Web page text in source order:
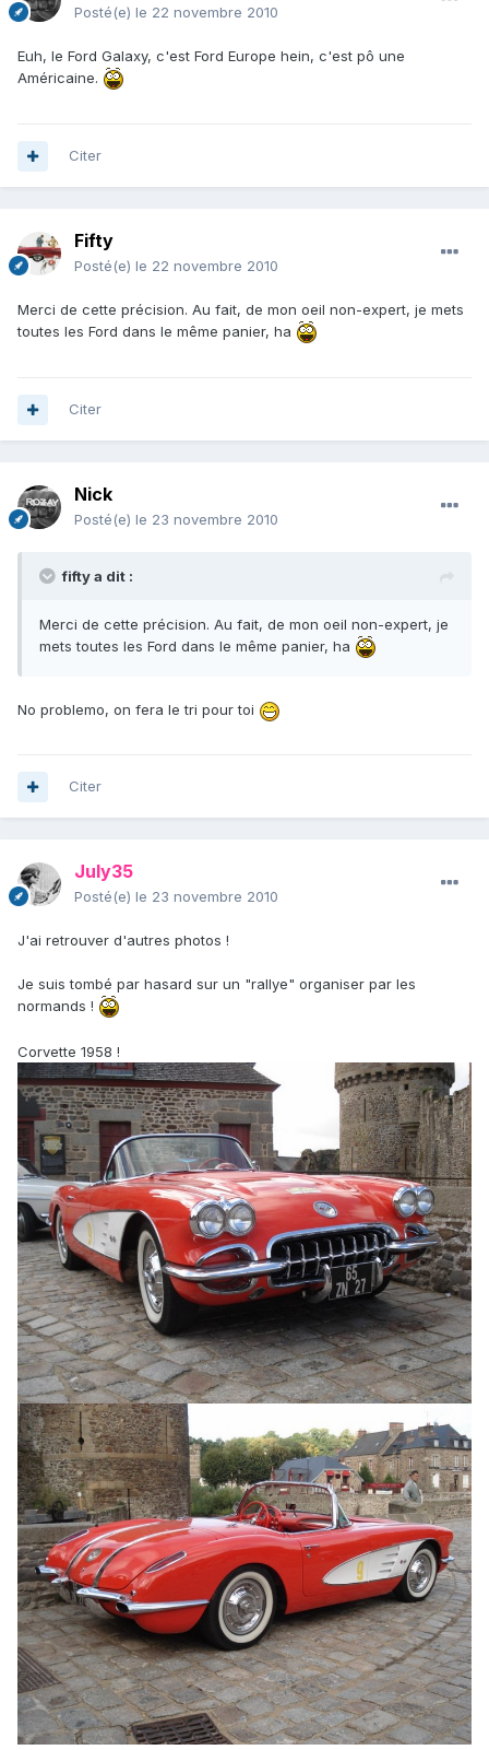
Posté(e) le 22 novembre 2010
Euh, le Ford Galaxy, c'est Ford Europe hein, c'est pô une
Américaine.
Citer
Fifty
Posté(e) le 22 novembre 2010
Merci de cette précision. Au fait, de mon oeil non-expert, je mets
toutes les Ford dans le même panier, ha
Citer
Nick
Posté(e) le 23 novembre 2010
fifty a dit :
Merci de cette précision. Au fait, de mon oeil non-expert, je
mets toutes les Ford dans le même panier, ha
No problemo, on fera le tri pour toi
Citer
July35
Posté(e) le 23 novembre 2010
J'ai retrouver d'autres photos !
Je suis tombé par hasard sur un "rallye" organiser par les
normands !
Corvette 1958 !